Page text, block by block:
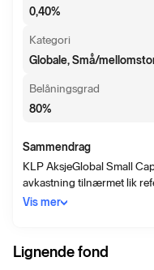
0,40%
Kategori
Belåningsgrad
80%
Sammendrag
KLP AksjeGlobal Small
avkastning tilnærmet lik
indeksnært og investerer
Vis mer
Lignende fond